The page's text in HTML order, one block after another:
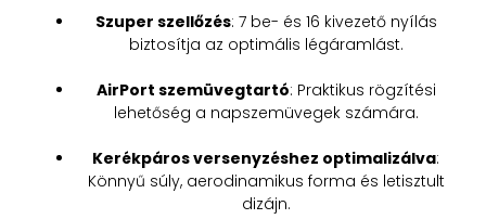
Szuper szellőzés: 7 be- és 16 kivezető nyílás
biztosítja az optimális légáramlást.
AirPort szemüvegtartó: Praktikus rögzítési
lehetőség a napszemüvegek számára.
Kerékpáros versenyzéshez optimalizálva:
Könnyű súly, aerodinamikus forma és letisztult
dizájn.